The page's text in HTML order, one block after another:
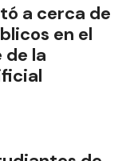
a cerca de
en el
de la